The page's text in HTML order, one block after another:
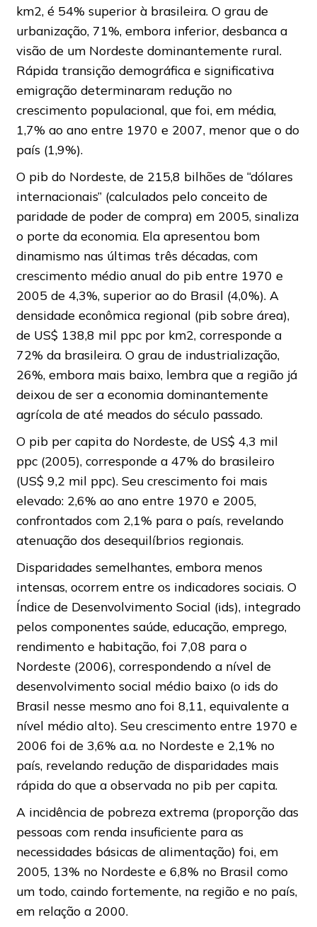
km2, é 54% superior à brasileira. O grau de
urbanização, 71%, embora inferior, desbanca a
visão de um Nordeste dominantemente rural.
Rápida transição demográfica e significativa
emigração determinaram redução no
crescimento populacional, que foi, em média,
1,7% ao ano entre 1970 e 2007, menor que o do
país (1,9%).
O pib do Nordeste, de 215,8 bilhões de “dólares
internacionais” (calculados pelo conceito de
paridade de poder de compra) em 2005, sinaliza
o porte da economia. Ela apresentou bom
dinamismo nas últimas três décadas, com
crescimento médio anual do pib entre 1970 e
2005 de 4,3%, superior ao do Brasil (4,0%). A
densidade econômica regional (pib sobre área),
de US$ 138,8 mil ppc por km2, corresponde a
72% da brasileira. O grau de industrialização,
26%, embora mais baixo, lembra que a região já
deixou de ser a economia dominantemente
agrícola de até meados do século passado.
O pib per capita do Nordeste, de US$ 4,3 mil
ppc (2005), corresponde a 47% do brasileiro
(US$ 9,2 mil ppc). Seu crescimento foi mais
elevado: 2,6% ao ano entre 1970 e 2005,
confrontados com 2,1% para o país, revelando
atenuação dos desequilíbrios regionais.
Disparidades semelhantes, embora menos
intensas, ocorrem entre os indicadores sociais. O
Índice de Desenvolvimento Social (ids), integrado
pelos componentes saúde, educação, emprego,
rendimento e habitação, foi 7,08 para o
Nordeste (2006), correspondendo a nível de
desenvolvimento social médio baixo (o ids do
Brasil nesse mesmo ano foi 8,11, equivalente a
nível médio alto). Seu crescimento entre 1970 e
2006 foi de 3,6% a.a. no Nordeste e 2,1% no
país, revelando redução de disparidades mais
rápida do que a observada no pib per capita.
A incidência de pobreza extrema (proporção das
pessoas com renda insuficiente para as
necessidades básicas de alimentação) foi, em
2005, 13% no Nordeste e 6,8% no Brasil como
um todo, caindo fortemente, na região e no país,
em relação a 2000.